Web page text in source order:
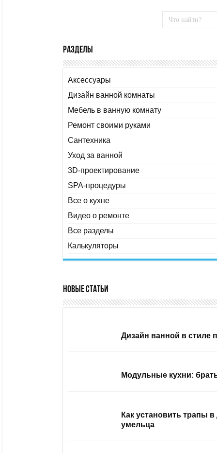
Разделы
Аксессуары
Дизайн ванной комнаты
Мебель в ванную комнату
Ремонт своими руками
Сантехника
Уход за ванной
3D-проектирование
SPA-процедуры
Все о кухне
Видео о ремонте
Все разделы
Калькуляторы
Новые статьи
Дизайн ванной в стиле
Модульные кухни:
Как установить трапы
умельца